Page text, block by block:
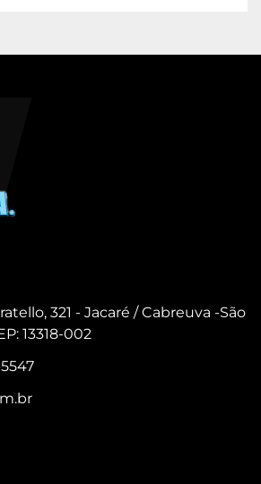
321 - Jacaré / Cabreuva -São
13318-002